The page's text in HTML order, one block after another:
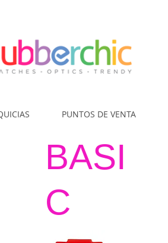
PUNTOS DE VENTA
BASI
C